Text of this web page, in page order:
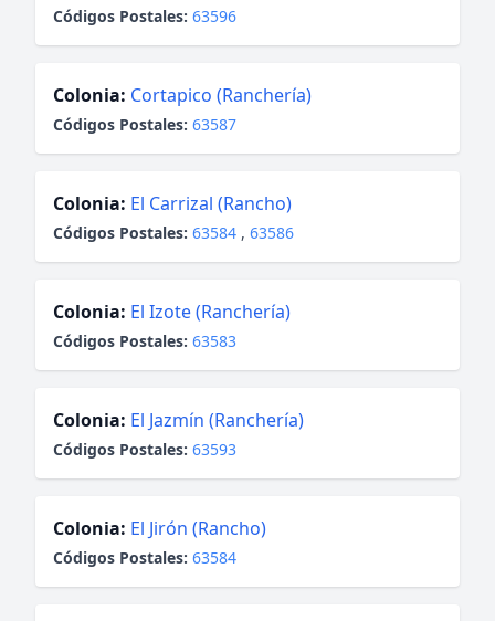
Códigos Postales: 63596
Colonia: Cortapico (Ranchería)
Códigos Postales: 63587
Colonia: El Carrizal (Rancho)
Códigos Postales: 63584 , 63586
Colonia: El Izote (Ranchería)
Códigos Postales: 63583
Colonia: El Jazmín (Ranchería)
Códigos Postales: 63593
Colonia: El Jirón (Rancho)
Códigos Postales: 63584